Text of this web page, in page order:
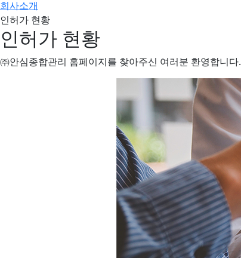
회사소개
인허가 현황
인허가 현황
㈜안심종합관리 홈페이지를 찾아주신 여러분 환영합니다.